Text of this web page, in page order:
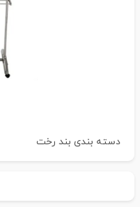
دسته بندیبند رخت